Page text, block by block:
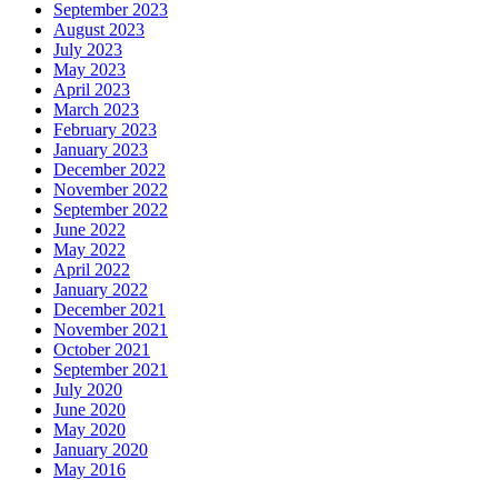
September 2023
August 2023
July 2023
May 2023
April 2023
March 2023
February 2023
January 2023
December 2022
November 2022
September 2022
June 2022
May 2022
April 2022
January 2022
December 2021
November 2021
October 2021
September 2021
July 2020
June 2020
May 2020
January 2020
May 2016